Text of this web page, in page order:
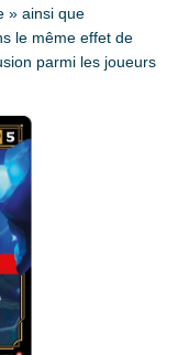
» ainsi que
le même effet de
parmi les joueurs